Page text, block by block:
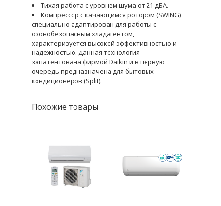
Тихая работа с уровнем шума от 21 дБА.
Компрессор с качающимся ротором (SWING)
специально адаптирован для работы с
озонобезопасным хладагентом,
характеризуется высокой эффективностью и
надежностью. Данная технология
запатентована фирмой Daikin и в первую
очередь предназначена для бытовых
кондиционеров (Split).
Похожие товары